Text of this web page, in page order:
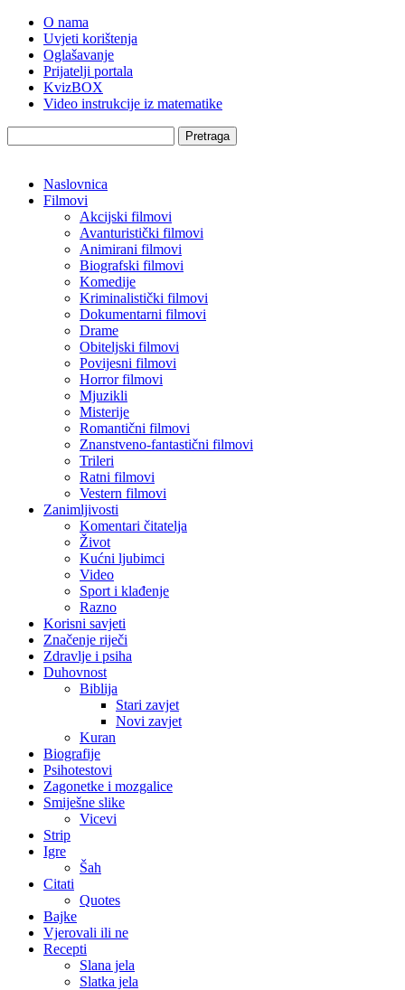
O nama
Uvjeti korištenja
Oglašavanje
Prijatelji portala
KvizBOX
Video instrukcije iz matematike
Pretraga
Naslovnica
Filmovi
Akcijski filmovi
Avanturistički filmovi
Animirani filmovi
Biografski filmovi
Komedije
Kriminalistički filmovi
Dokumentarni filmovi
Drame
Obiteljski filmovi
Povijesni filmovi
Horror filmovi
Mjuzikli
Misterije
Romantični filmovi
Znanstveno-fantastični filmovi
Trileri
Ratni filmovi
Vestern filmovi
Zanimljivosti
Komentari čitatelja
Život
Kućni ljubimci
Video
Sport i klađenje
Razno
Korisni savjeti
Značenje riječi
Zdravlje i psiha
Duhovnost
Biblija
Stari zavjet
Novi zavjet
Kuran
Biografije
Psihotestovi
Zagonetke i mozgalice
Smiješne slike
Vicevi
Strip
Igre
Šah
Citati
Quotes
Bajke
Vjerovali ili ne
Recepti
Slana jela
Slatka jela